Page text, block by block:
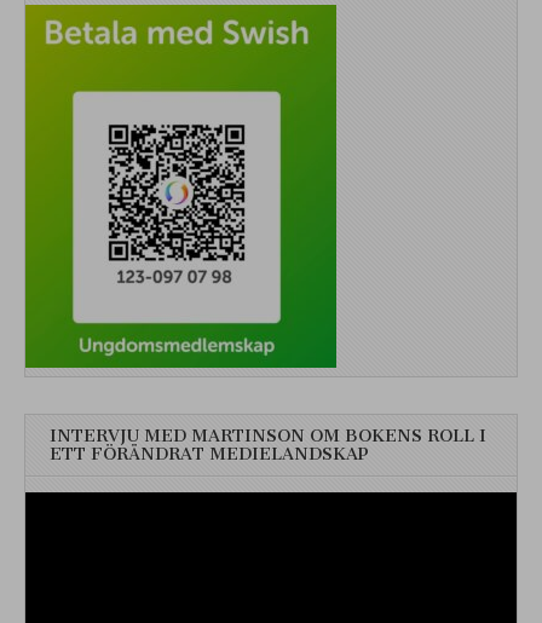
INTERVJU MED MARTINSON OM BOKENS ROLL I
ETT FÖRÄNDRAT MEDIELANDSKAP